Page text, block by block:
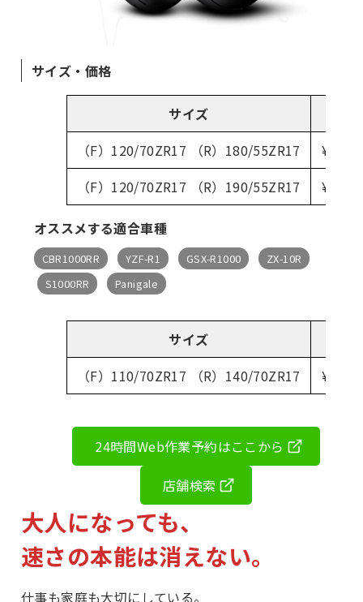
サイズ・価格
サイズ
（F）120/70ZR17 （R）180/55ZR17
（F）120/70ZR17 （R）190/55ZR17
オススメする適合車種
CBR1000RR YZF-R1 GSX-R1000
ZX-10R
S1000RR
Panigale
サイズ
（F）110/70ZR17 （R）140/70ZR17
24時間Web作業予約はここから
店舗検索
大人になっても、
速さの本能は消えない。
仕事も家庭も大切にしている。